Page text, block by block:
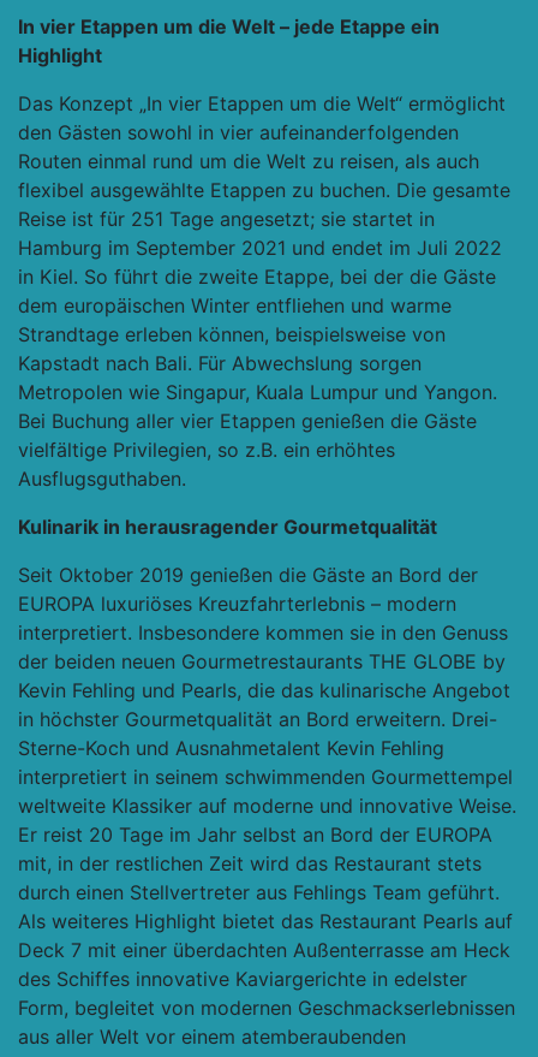
In vier Etappen um die Welt – jede Etappe ein
Highlight
Das Konzept „In vier Etappen um die Welt“ ermöglicht
den Gästen sowohl in vier aufeinanderfolgenden
Routen einmal rund um die Welt zu reisen, als auch
flexibel ausgewählte Etappen zu buchen. Die gesamte
Reise ist für 251 Tage angesetzt; sie startet in
Hamburg im September 2021 und endet im Juli 2022
in Kiel. So führt die zweite Etappe, bei der die Gäste
dem europäischen Winter entfliehen und warme
Strandtage erleben können, beispielsweise von
Kapstadt nach Bali. Für Abwechslung sorgen
Metropolen wie Singapur, Kuala Lumpur und Yangon.
Bei Buchung aller vier Etappen genießen die Gäste
vielfältige Privilegien, so z.B. ein erhöhtes
Ausflugsguthaben.
Kulinarik in herausragender Gourmetqualität
Seit Oktober 2019 genießen die Gäste an Bord der
EUROPA luxuriöses Kreuzfahrterlebnis – modern
interpretiert. Insbesondere kommen sie in den Genuss
der beiden neuen Gourmetrestaurants THE GLOBE by
Kevin Fehling und Pearls, die das kulinarische Angebot
in höchster Gourmetqualität an Bord erweitern. Drei-
Sterne-Koch und Ausnahmetalent Kevin Fehling
interpretiert in seinem schwimmenden Gourmettempel
weltweite Klassiker auf moderne und innovative Weise.
Er reist 20 Tage im Jahr selbst an Bord der EUROPA
mit, in der restlichen Zeit wird das Restaurant stets
durch einen Stellvertreter aus Fehlings Team geführt.
Als weiteres Highlight bietet das Restaurant Pearls auf
Deck 7 mit einer überdachten Außenterrasse am Heck
des Schiffes innovative Kaviargerichte in edelster
Form, begleitet von modernen Geschmackserlebnissen
aus aller Welt vor einem atemberaubenden